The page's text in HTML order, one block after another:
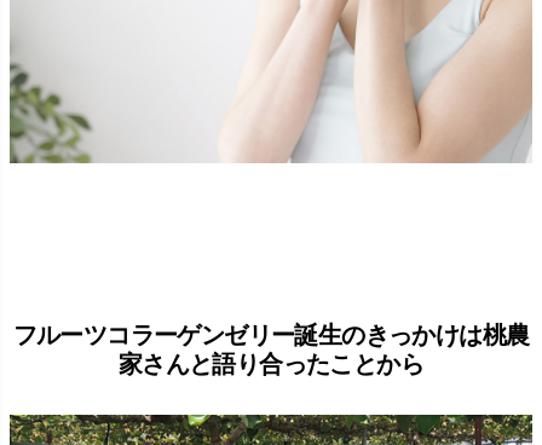
フルーツコラーゲンゼリー誕生のきっかけは桃農
家さんと語り合ったことから